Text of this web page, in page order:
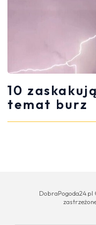
10
temat burz